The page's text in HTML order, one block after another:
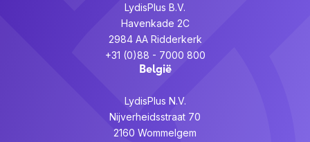
LydisPlus B.V.
Havenkade 2C
2984 AA Ridderkerk
+31 (0)88 - 7000 800
België
LydisPlus N.V.
Nijverheidsstraat 70
2160 Wommelgem